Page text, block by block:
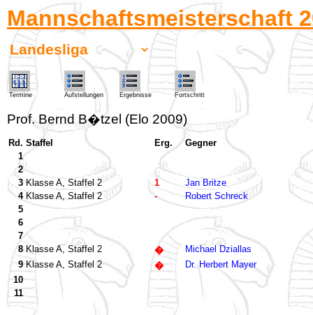
Mannschaftsmeisterschaft
Termine Aufstellungen Ergebnisse Fortschritt
Prof. Bernd B�tzel (Elo 2009)
Rd. Staffel Erg.
Gegner
1
2
3 Klasse A, Staffel 2 1
Jan Britze
4 Klasse A, Staffel 2 -
Robert Schreck
5
6
7
8 Klasse A, Staffel 2 �
Michael Dziallas
9 Klasse A, Staffel 2 �
Dr. Herbert Mayer
10
11